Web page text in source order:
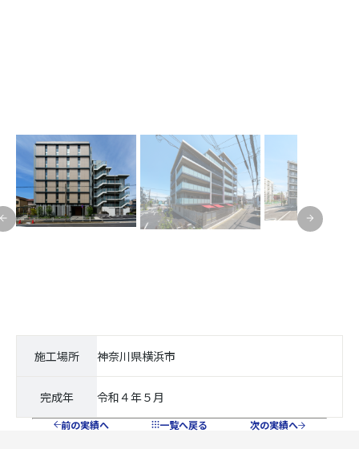
施工場所 神奈川県横浜市
完成年 令和４年５月
前の実績へ 一覧へ戻る 次の実績へ